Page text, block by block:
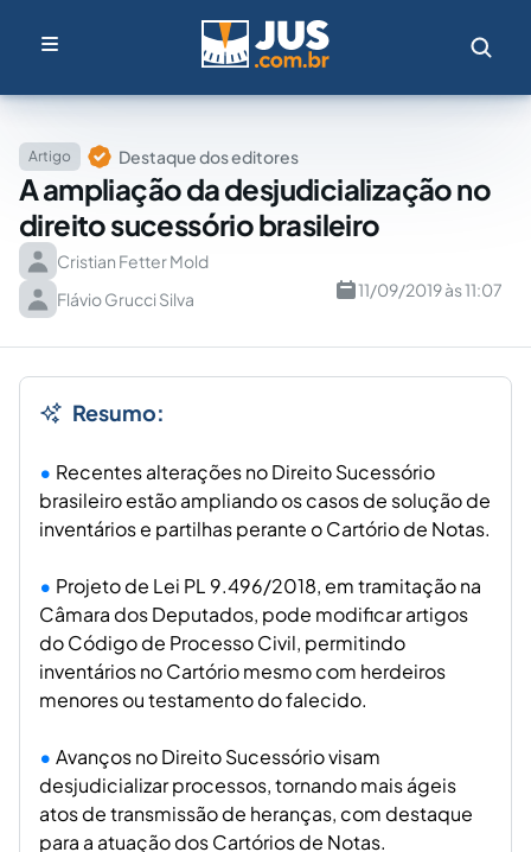
Artigo Destaque dos editores
A ampliação da desjudicialização no
direito sucessório brasileiro
Cristian Fetter Mold
Flávio Grucci Silva
11/09/2019 às 11:07
Resumo:
Recentes alterações no Direito Sucessório
brasileiro estão ampliando os casos de solução de
inventários e partilhas perante o Cartório de Notas.
Projeto de Lei PL 9.496/2018, em tramitação na
Câmara dos Deputados, pode modificar artigos
do Código de Processo Civil, permitindo
inventários no Cartório mesmo com herdeiros
menores ou testamento do falecido.
Avanços no Direito Sucessório visam
desjudicializar processos, tornando mais ágeis
atos de transmissão de heranças, com destaque
para a atuação dos Cartórios de Notas.